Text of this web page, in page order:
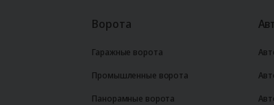
Ворота
Гаражные ворота
Промышленные ворота
Панорамные ворота